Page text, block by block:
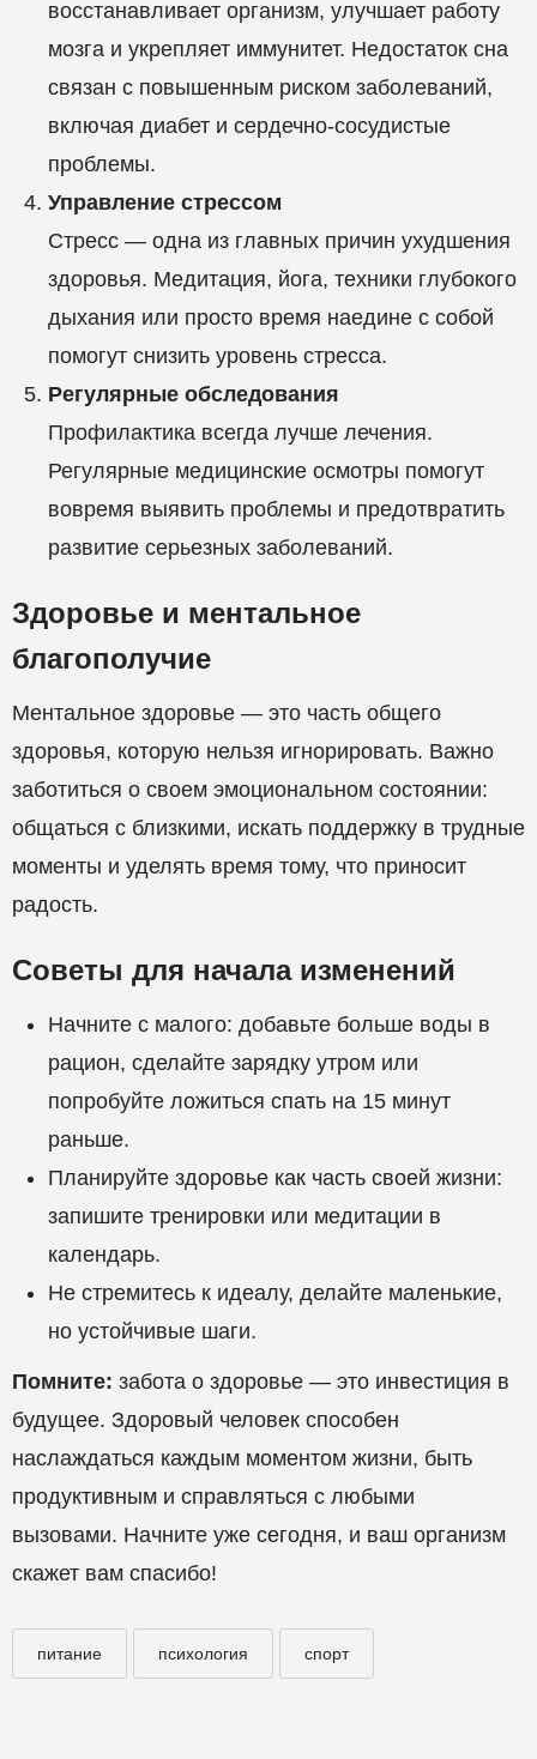
восстанавливает организм, улучшает работу
мозга и укрепляет иммунитет. Недостаток сна
связан с повышенным риском заболеваний,
включая диабет и сердечно-сосудистые
проблемы.
Управление стрессом
Стресс — одна из главных причин ухудшения
здоровья. Медитация, йога, техники глубокого
дыхания или просто время наедине с собой
помогут снизить уровень стресса.
Регулярные обследования
Профилактика всегда лучше лечения.
Регулярные медицинские осмотры помогут
вовремя выявить проблемы и предотвратить
развитие серьезных заболеваний.
Здоровье и ментальное
благополучие
Ментальное здоровье — это часть общего
здоровья, которую нельзя игнорировать. Важно
заботиться о своем эмоциональном состоянии:
общаться с близкими, искать поддержку в трудные
моменты и уделять время тому, что приносит
радость.
Советы для начала изменений
Начните с малого: добавьте больше воды в
рацион, сделайте зарядку утром или
попробуйте ложиться спать на 15 минут
раньше.
Планируйте здоровье как часть своей жизни:
запишите тренировки или медитации в
календарь.
Не стремитесь к идеалу, делайте маленькие,
но устойчивые шаги.
Помните: забота о здоровье — это инвестиция в
будущее. Здоровый человек способен
наслаждаться каждым моментом жизни, быть
продуктивным и справляться с любыми
вызовами. Начните уже сегодня, и ваш организм
скажет вам спасибо!
питание психология спорт